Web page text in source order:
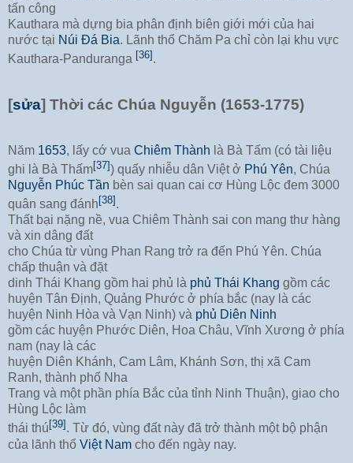
tấn công
Kauthara mà dựng bia phân định biên giới mới của hai
nước tại Núi Đá Bia. Lãnh thổ Chăm Pa chỉ còn lại khu vực
Kauthara-Panduranga [36] .
[sửa] Thời các Chúa Nguyễn (1653-1775)
Năm 1653, lấy cớ vua Chiêm Thành là Bà Tấm (có tài liệu
ghi là Bà Thấm[37]) quấy nhiễu dân Việt ở Phú Yên, Chúa
Nguyễn Phúc Tần bèn sai quan cai cơ Hùng Lộc đem 3000
quân sang đánh [38] .
Thất bại nặng nề, vua Chiêm Thành sai con mang thư hàng
và xin dâng đất
cho Chúa từ vùng Phan Rang trở ra đến Phú Yên. Chúa
chấp thuận và đặt
dinh Thái Khang gồm hai phủ là phủ Thái Khang gồm các
huyện Tân Định, Quảng Phước ở phía bắc (nay là các
huyện Ninh Hòa và Vạn Ninh) và phủ Diên Ninh
gồm các huyện Phước Diên, Hoa Châu, Vĩnh Xương ở phía
nam (nay là các
huyện Diên Khánh, Cam Lâm, Khánh Sơn, thị xã Cam
Ranh, thành phố Nha
Trang và một phần phía Bắc của tỉnh Ninh Thuận), giao cho
Hùng Lộc làm
thái thú [39] . Từ đó, vùng đất này đã trở thành một bộ phận
của lãnh thổ Việt Nam cho đến ngày nay.